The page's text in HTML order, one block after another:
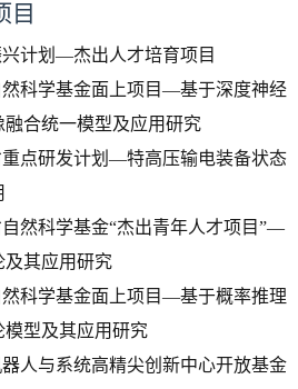
目
兴计划—杰出人才培育项目
然科学基金面上项目—基于深度神经
合统一模型及应用研究
重点研发计划—特高压输电装备状态
自然科学基金“杰出青年人才项目”—
及其应用研究
然科学基金面上项目—基于概率推理
型及其应用研究
器人与系统高精尖创新中心开放基金